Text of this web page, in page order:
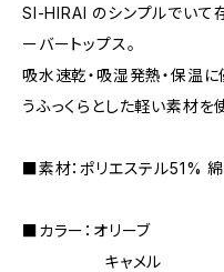
SI-HIRAI のシンプルでいて
ーバートップス。
吸水速乾・吸湿発熱・保温に
うふっくらとした軽い素材を
■素材：ポリエステル51%
■カラー：オリーブ
キャメル